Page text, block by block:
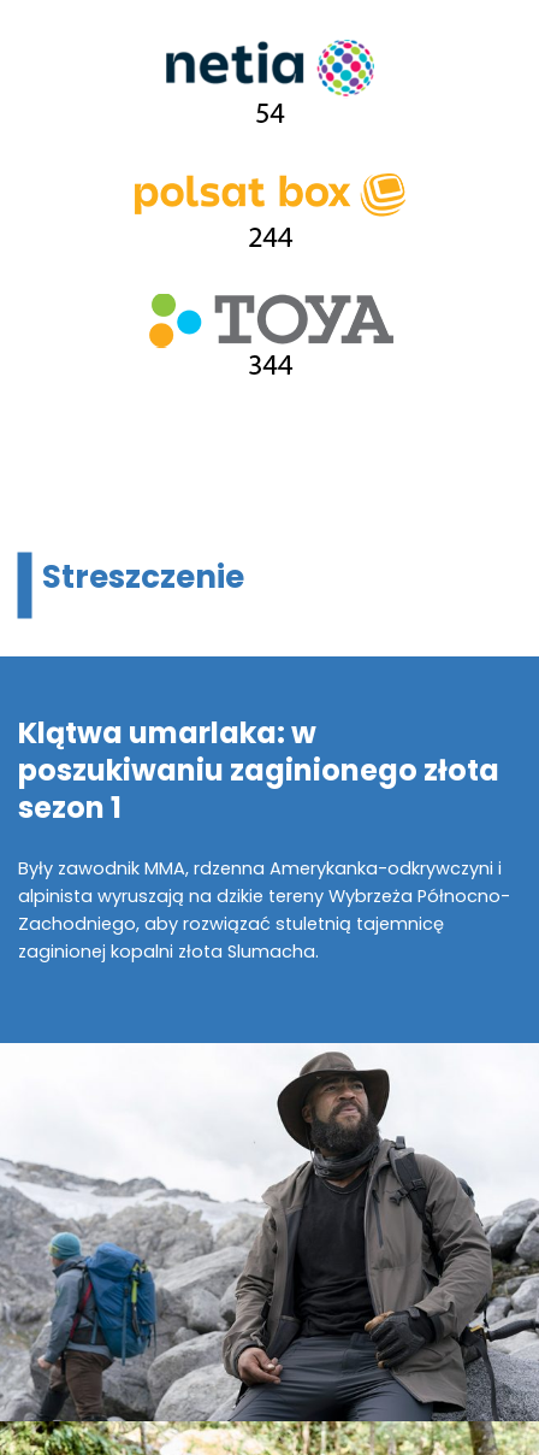
Streszczenie
Klątwa umarlaka: w
poszukiwaniu zaginionego złota
sezon 1
Były zawodnik MMA, rdzenna Amerykanka-odkrywczyni i
alpinista wyruszają na dzikie tereny Wybrzeża Północno-
Zachodniego, aby rozwiązać stuletnią tajemnicę
zaginionej kopalni złota Slumacha.